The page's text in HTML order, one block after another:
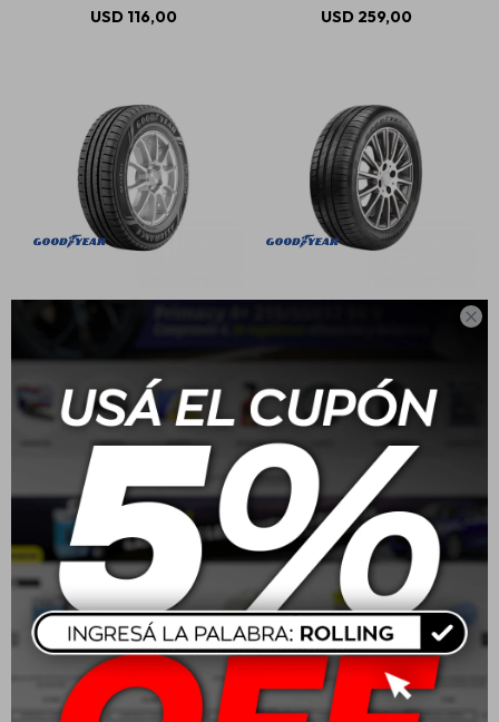

USD 116,00 USD 259,00
Max Life
USD110,00
Performance
USD 176,00
205/55R16 91V Goodyear
Eagle Sport 2
215/65 R16 102H
Wrangler Workhorse AT
Accesorios
Repuestos